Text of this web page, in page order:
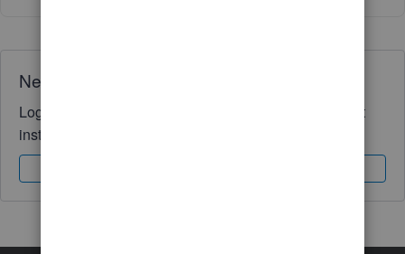
Need QuickBooks guidance?
Log in to access expert advice and community support
instantly.